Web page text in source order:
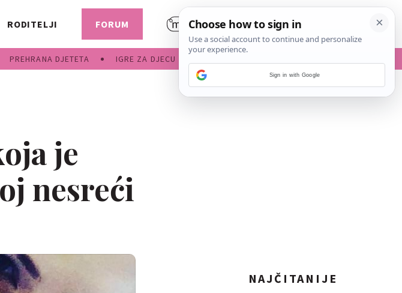
PREHRANA DJETETA IGRE ZA DJECU
RODITELJI FORUM
je
nesreći
NAJČITANIJE
Sign in with Google